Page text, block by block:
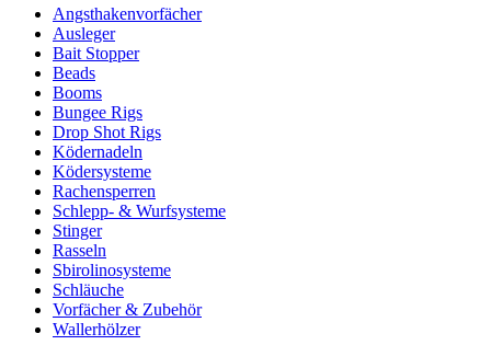
Angsthakenvorfächer
Ausleger
Bait Stopper
Beads
Booms
Bungee Rigs
Drop Shot Rigs
Ködernadeln
Ködersysteme
Rachensperren
Schlepp- & Wurfsysteme
Stinger
Rasseln
Sbirolinosysteme
Schläuche
Vorfächer & Zubehör
Wallerhölzer